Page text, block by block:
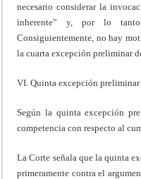
necesario considerar la
inherente” y, por lo
Consiguientemente, no hay
la cuarta excepción preliminar
VI. Quinta excepción preliminar
Según la quinta excepción
competencia con respecto al
La Corte señala que la quinta
primeramente contra el